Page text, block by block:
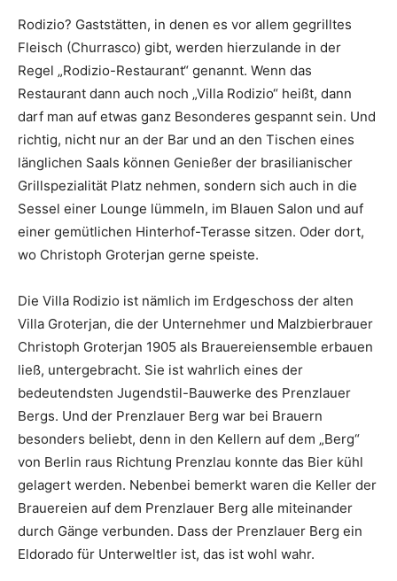
Rodizio? Gaststätten, in denen es vor allem gegrilltes
Fleisch (Churrasco) gibt, werden hierzulande in der
Regel „Rodizio-Restaurant“ genannt. Wenn das
Restaurant dann auch noch „Villa Rodizio“ heißt, dann
darf man auf etwas ganz Besonderes gespannt sein. Und
richtig, nicht nur an der Bar und an den Tischen eines
länglichen Saals können Genießer der brasilianischer
Grillspezialität Platz nehmen, sondern sich auch in die
Sessel einer Lounge lümmeln, im Blauen Salon und auf
einer gemütlichen Hinterhof-Terasse sitzen. Oder dort,
wo Christoph Groterjan gerne speiste.
Die Villa Rodizio ist nämlich im Erdgeschoss der alten
Villa Groterjan, die der Unternehmer und Malzbierbrauer
Christoph Groterjan 1905 als Brauereiensemble erbauen
ließ, untergebracht. Sie ist wahrlich eines der
bedeutendsten Jugendstil-Bauwerke des Prenzlauer
Bergs. Und der Prenzlauer Berg war bei Brauern
besonders beliebt, denn in den Kellern auf dem „Berg“
von Berlin raus Richtung Prenzlau konnte das Bier kühl
gelagert werden. Nebenbei bemerkt waren die Keller der
Brauereien auf dem Prenzlauer Berg alle miteinander
durch Gänge verbunden. Dass der Prenzlauer Berg ein
Eldorado für Unterweltler ist, das ist wohl wahr.